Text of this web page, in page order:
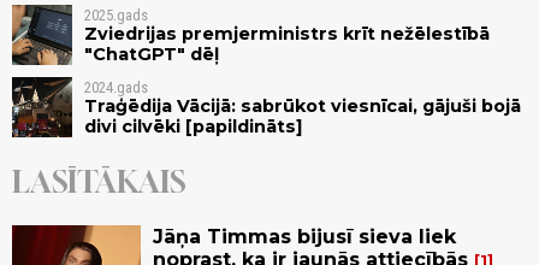
2025.gads
Zviedrijas premjerministrs krīt nežēlestībā
"ChatGPT" dēļ
2024.gads
Traģēdija Vācijā: sabrūkot viesnīcai, gājuši bojā
divi cilvēki [papildināts]
LASĪTĀKAIS
Jāņa Timmas bijusī sieva liek
noprast, ka ir jaunās attiecībās
1